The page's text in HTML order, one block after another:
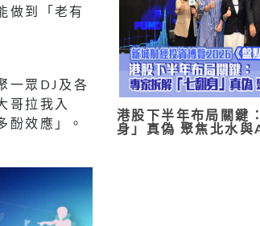
做到「老有
一眾DJ及各
哥拉我入
酚效應」。
港股下半年布局關鍵
身」真偽 聚焦北水與